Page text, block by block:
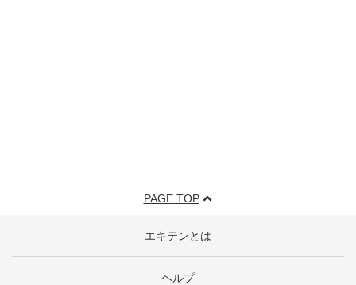
PAGE TOP
エキテンとは
ヘルプ